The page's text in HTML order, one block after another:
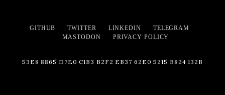
GITHUB TWITTER LINKEDIN
TELEGRAM
MASTODON
PRIVACY POLICY
53E8 8865 D7E0 C1B3 B2F2 EB37 62E0 5215 B824 132B